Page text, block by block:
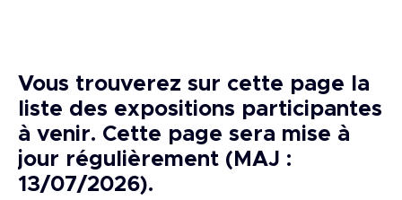
Vous trouverez sur cette page la
liste des expositions participantes
à venir. Cette page sera mise à
jour régulièrement (MAJ :
13/07/2026).